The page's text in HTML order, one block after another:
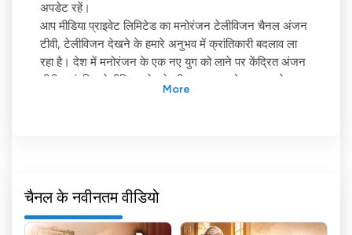
अपडेट रहें।
आप मीडिया प्राइवेट लिमिटेड का मनोरंजन टेलीविजन चैनल अंजन
टीवी, टेलीविजन देखने के हमारे अनुभव में क्रांतिकारी बदलाव ला
रहा है। देश में मनोरंजन के एक नए युग को लाने पर केंद्रित अंजन
वो दिन बीत गए जब दर्शकों को अपने पसंदीदा शो देखने के लिए पूरी
और ऑनलाइन स्ट्रीमिंग प्लेटफॉर्म की बढ़ती लोकप्रियता के साथ,
चैनल के नवीनतम वीडियो